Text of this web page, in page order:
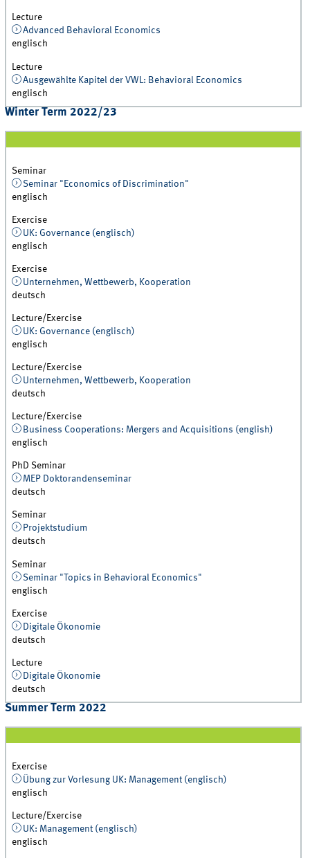
Lecture
Advanced Behavioral Economics
englisch
Lecture
Ausgewählte Kapitel der VWL: Behavioral Economics
englisch
Winter Term 2022/23
Seminar
Seminar "Economics of Discrimination"
englisch
Exercise
UK: Governance (englisch)
englisch
Exercise
Unternehmen, Wettbewerb, Kooperation
deutsch
Lecture/Exercise
UK: Governance (englisch)
englisch
Lecture/Exercise
Unternehmen, Wettbewerb, Kooperation
deutsch
Lecture/Exercise
Business Cooperations: Mergers and Acquisitions (english)
englisch
PhD Seminar
MEP Doktorandenseminar
deutsch
Seminar
Projektstudium
deutsch
Seminar
Seminar "Topics in Behavioral Economics"
englisch
Exercise
Digitale Ökonomie
deutsch
Lecture
Digitale Ökonomie
deutsch
Summer Term 2022
Exercise
Übung zur Vorlesung UK: Management (englisch)
englisch
Lecture/Exercise
UK: Management (englisch)
englisch